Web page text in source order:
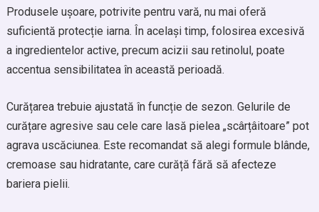
Produsele ușoare, potrivite pentru vară, nu mai oferă
suficientă protecție iarna. În același timp, folosirea excesivă
a ingredientelor active, precum acizii sau retinolul, poate
accentua sensibilitatea în această perioadă.
Curățarea trebuie ajustată în funcție de sezon. Gelurile de
curățare agresive sau cele care lasă pielea „scârțâitoare” pot
agrava uscăciunea. Este recomandat să alegi formule blânde,
cremoase sau hidratante, care curăță fără să afecteze
bariera pielii.